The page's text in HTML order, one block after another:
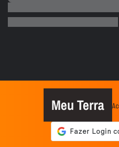
chamas após
Lula diz que
China e EUA:
Meu Terra